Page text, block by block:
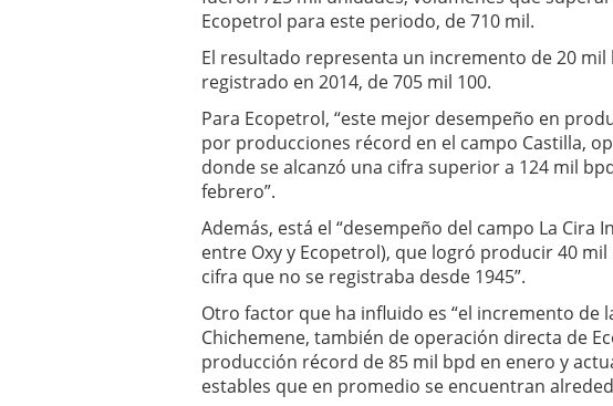
Ecopetrol para este periodo, de 710 mil.
El resultado representa un incremento de 20
registrado en 2014, de 705 mil 100.
Para Ecopetrol, “este mejor desempeño en
por producciones récord en el campo Castilla,
donde se alcanzó una cifra superior a 124 mil
febrero”.
Además, está el “desempeño del campo La
entre Oxy y Ecopetrol), que logró producir 40
cifra que no se registraba desde 1945”.
Otro factor que ha influido es “el incremento de
Chichemene, también de operación directa de
producción récord de 85 mil bpd en enero y
estables que en promedio se encuentran